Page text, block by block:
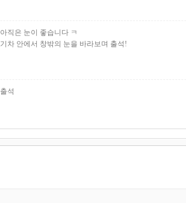
아직은 눈이 좋습니다 ㅋ
기차 안에서 창밖의 눈을 바라보며 출석!
출석